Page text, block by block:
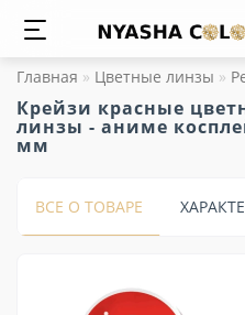
Главная Цветные линзы
Крейзи красные
линзы - аниме
мм
ВСЕ О ТОВАРЕ